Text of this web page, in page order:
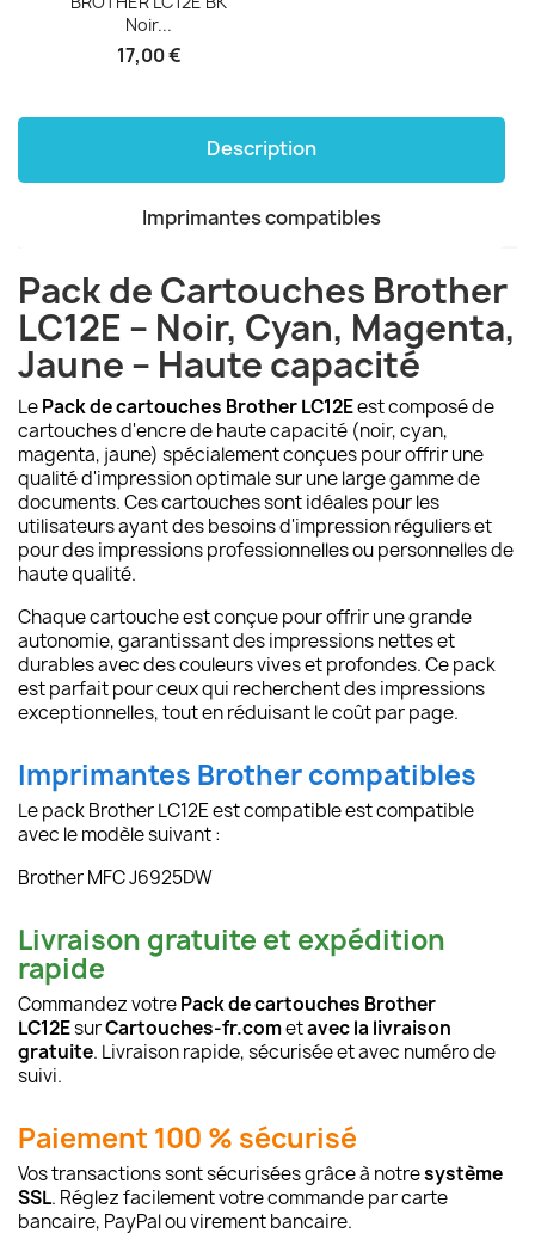
Noir...
17,00 €
Description
Imprimantes compatibles
Pack de Cartouches Brother
LC12E – Noir, Cyan, Magenta,
Jaune – Haute capacité
LePack de cartouches Brother LC12Eest composé de
cartouches d'encre de haute capacité (noir, cyan,
magenta, jaune) spécialement conçues pour offrir une
qualité d'impression optimale sur une large gamme de
documents. Ces cartouches sont idéales pour les
utilisateurs ayant des besoins d'impression réguliers et
pour des impressions professionnelles ou personnelles de
haute qualité.
Chaque cartouche est conçue pour offrir une grande
autonomie, garantissant des impressions nettes et
durables avec des couleurs vives et profondes. Ce pack
est parfait pour ceux qui recherchent des impressions
exceptionnelles, tout en réduisant le coût par page.
Imprimantes Brother compatibles
Le pack Brother LC12E est compatible est compatible
avec le modèle suivant :
Brother MFC J6925DW
Livraison gratuite et expédition
rapide
Commandez votrePack de cartouches Brother
LC12EsurCartouches-fr.cometavec la livraison
gratuite. Livraison rapide, sécurisée et avec numéro de
suivi.
Paiement 100 % sécurisé
Vos transactions sont sécurisées grâce à notresystème
SSL. Réglez facilement votre commande par carte
bancaire, PayPal ou virement bancaire.